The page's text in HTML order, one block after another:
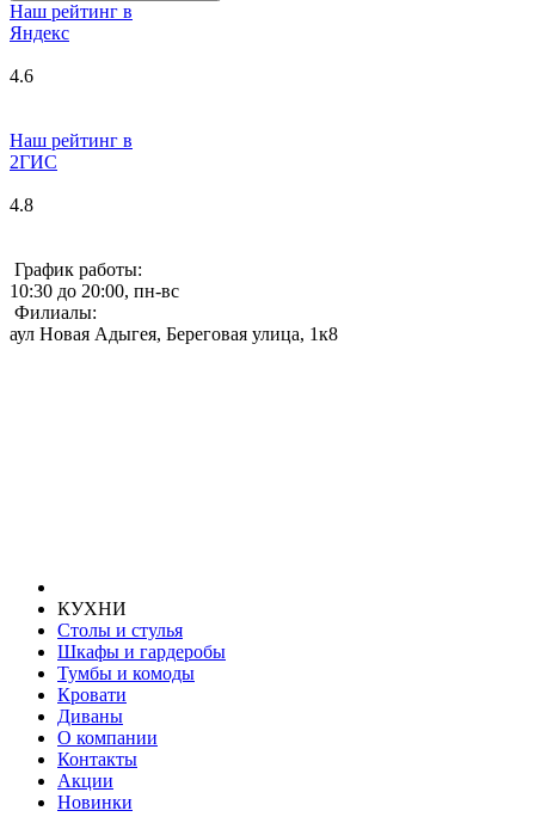
Наш рейтинг в
Яндекс
4.6
Наш рейтинг в
2ГИС
4.8
График работы:
10:30 до 20:00, пн-вс
Филиалы:
аул Новая Адыгея, Береговая улица, 1к8
КУХНИ
Столы и стулья
Шкафы и гардеробы
Тумбы и комоды
Кровати
Диваны
О компании
Контакты
Акции
Новинки